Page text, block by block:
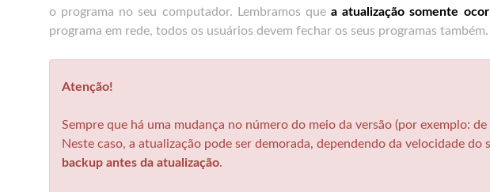
o programa no seu computador. Lembramos quea atualização somente
programa em rede, todos os usuários devem fechar os seus programas também.
Atenção!
Sempre que há uma mudança no número do meio da versão (por exemplo: de
Neste caso, a atualização pode ser demorada, dependendo da velocidade
backup antes da atualização.